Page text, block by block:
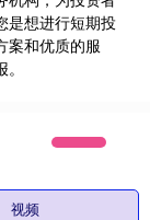
是想进行短期投
案和优质的服
视频